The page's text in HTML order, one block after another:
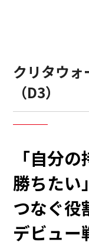
クリタウ
（D3）
「自分
勝ちたい
つなぐ役
デビュー